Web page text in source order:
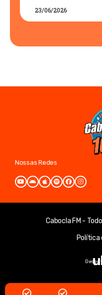
23/06/2026
Nossas Redes
Cabocla FM -
Política